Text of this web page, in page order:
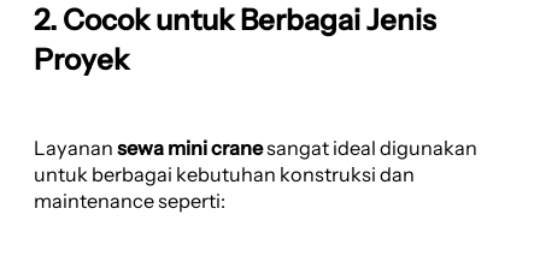
2. Cocok untuk Berbagai Jenis
Proyek
Layanan sewa mini cranesangat ideal digunakan
untuk berbagai kebutuhan konstruksi dan
maintenance seperti: